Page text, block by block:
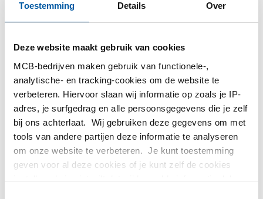
Toestemming Details Over
Deze website maakt gebruik van cookies
MCB-bedrijven maken gebruik van functionele-,
analytische- en tracking-cookies om de website te
verbeteren. Hiervoor slaan wij informatie op zoals je IP-
adres, je surfgedrag en alle persoonsgegevens die je zelf
bij ons achterlaat. Wij gebruiken deze gegevens om met
tools van andere partijen deze informatie te analyseren
om onze website te verbeteren. Je kunt toestemming
geven voor al deze cookies of je kunt zelf de cookies
instellen als je niet wilt dat wij bepaalde informatie delen.
MCB start binnenkort de aanleg van het eerste Brabantse
Burgerbos. De schenking van MCB is het resultaat van de
MCB eindejaarsactie 2021. Relaties van MCB Direct, MCB
Nederland en MCB Specials konden daarbij een keuze maken
uit ‘groene’ cadeaus. Eén van de keuzes was een donatie aan
Brabantse Burgerbossen.
Nu de locatie voor het eerste Brabantse Burgerbos bekend
is, heeft Amanda van der Wielen namens MCB de cheque van
€ 10.000 overhandigd aan directeur Mary Fiers en